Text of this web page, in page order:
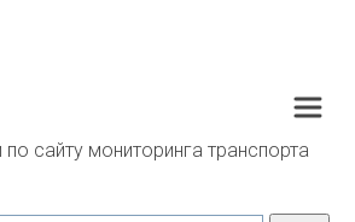
Поиск информации по сайту мониторинга транспорта